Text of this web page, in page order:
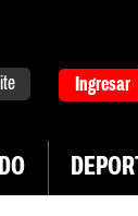
Ingresar